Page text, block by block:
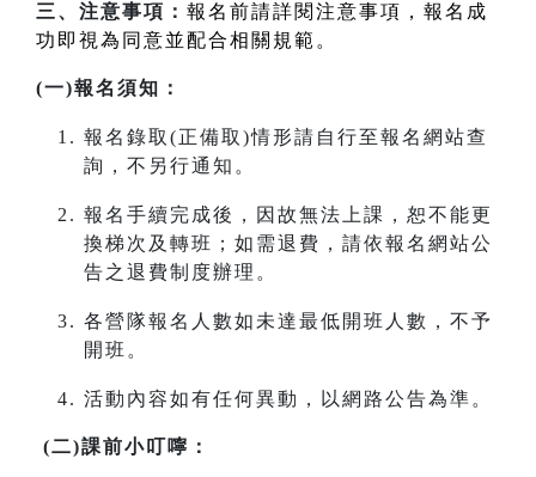
三、注意事項： 報名前請詳閱注意事項，報名成
功即視為同意並配合相關規範。
(一)報名須知：
報名錄取(正備取)情形請自行至報名網站查
詢，不另行通知。
報名手續完成後，因故無法上課，恕不能更
換梯次及轉班；如需退費，請依報名網站公
告之退費制度辦理。
各營隊報名人數如未達最低開班人數，不予
開班。
活動內容如有任何異動，以網路公告為準。
(二)課前小叮嚀：